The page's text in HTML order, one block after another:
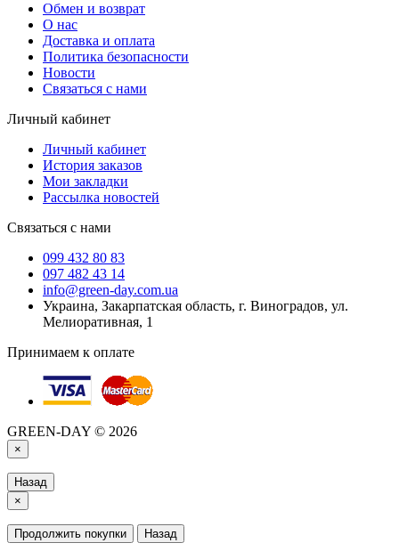
Обмен и возврат
О нас
Доставка и оплата
Политика безопасности
Новости
Связаться с нами
Личный кабинет
Личный кабинет
История заказов
Мои закладки
Рассылка новостей
Связаться с нами
099 432 80 83
097 482 43 14
info@green-day.com.ua
Украина, Закарпатская область, г. Виноградов, ул.
Мелиоративная, 1
Принимаем к оплате
GREEN-DAY © 2026
×
Назад
×
Продолжить покупки Назад